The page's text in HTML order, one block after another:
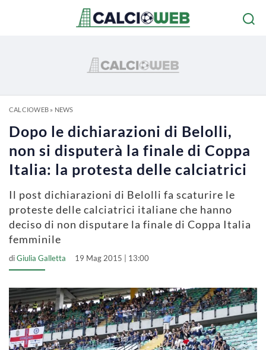
CALCIOWEB» NEWS
Dopo le dichiarazioni di Belolli,
non si disputerà la finale di Coppa
Italia: la protesta delle calciatrici
Il post dichiarazioni di Belolli fa scaturire le
proteste delle calciatrici italiane che hanno
deciso di non disputare la finale di Coppa Italia
femminile
diGiulia Galletta 19 Mag 2015 | 13:00